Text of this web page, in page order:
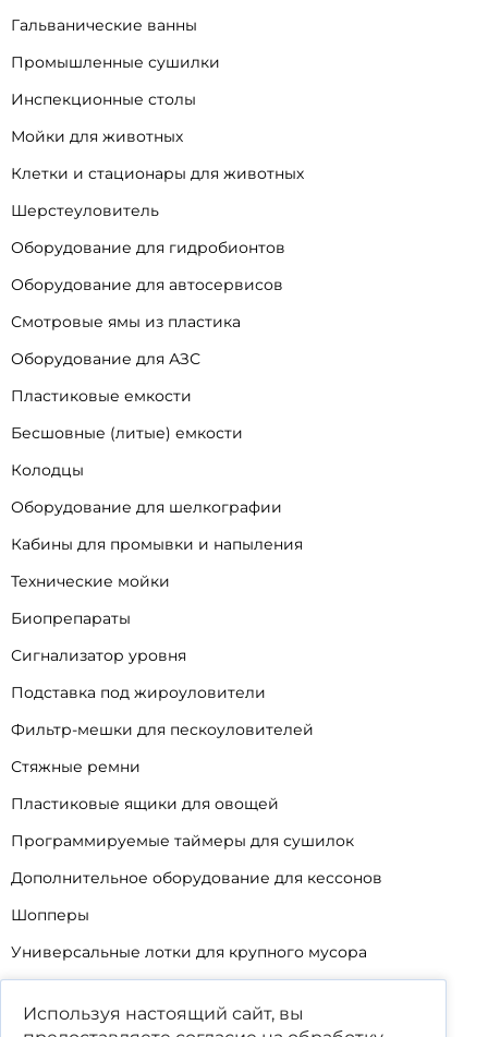
Гальванические ванны
Промышленные сушилки
Инспекционные столы
Мойки для животных
Клетки и стационары для животных
Шерстеуловитель
Оборудование для гидробионтов
Оборудование для автосервисов
Смотровые ямы из пластика
Оборудование для АЗС
Пластиковые емкости
Бесшовные (литые) емкости
Колодцы
Оборудование для шелкографии
Кабины для промывки и напыления
Технические мойки
Биопрепараты
Сигнализатор уровня
Подставка под жироуловители
Фильтр-мешки для пескоуловителей
Стяжные ремни
Пластиковые ящики для овощей
Программируемые таймеры для сушилок
Дополнительное оборудование для кессонов
Шопперы
Универсальные лотки для крупного мусора
Уцененные товары
Используя настоящий сайт, вы